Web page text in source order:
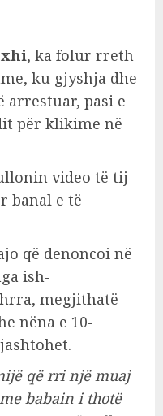
, ka folur rreth
ku gjyshja dhe
arrestuar, pasi e
për klikime në
video të tij
banal e të
që denoncoi në
ish-
megjithatë
nëna e 10-
që rri një muaj
babain i thotë